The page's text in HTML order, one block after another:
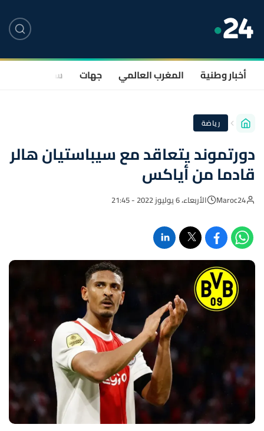
أخبار وطنية المغرب العالمي جهات سياسة
رياضة
دورتموند يتعاقد مع سيباستيان هالر
قادما من أياكس
Maroc24 الأربعاء، 6 يوليوز 2022 - 21:45